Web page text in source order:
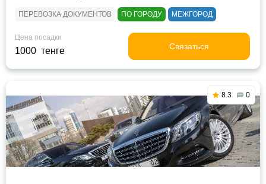
ПЕРЕВОЗКА ДОКУМЕНТОВ ПО ГОРОДУ МЕЖГОРОД
Цена посадки
1000 тенге Связаться
8.3 0